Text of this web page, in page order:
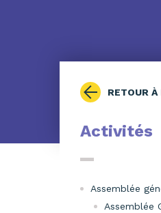
RETOUR À
Activités
Assemblée
Assemblée